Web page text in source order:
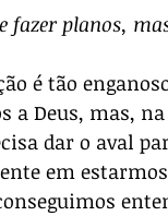
fazer planos,
é tão
a Deus, mas,
dar o aval
em